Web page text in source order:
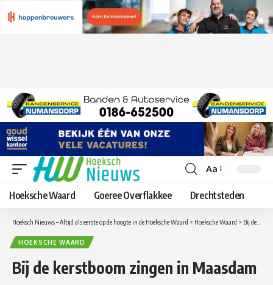
Lettergrootte
aanpassen
Aa
Hoeksche Waard Goeree Overflakkee Drechtsteden
Hoeksch Nieuws – Altijd als eerste op de hoogte in de Hoeksche Waard > Hoeksche Waard > Bij de kerstboom zingen in Maasdam
HOEKSCHE WAARD
Bij de kerstboom zingen in Maasdam